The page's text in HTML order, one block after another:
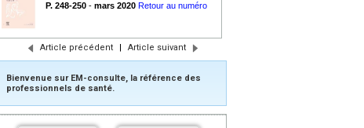
P. 248-250 - mars 2020 Retour au numéro
Article précédent | Article suivant
Bienvenue sur EM-consulte, la référence des
professionnels de santé.